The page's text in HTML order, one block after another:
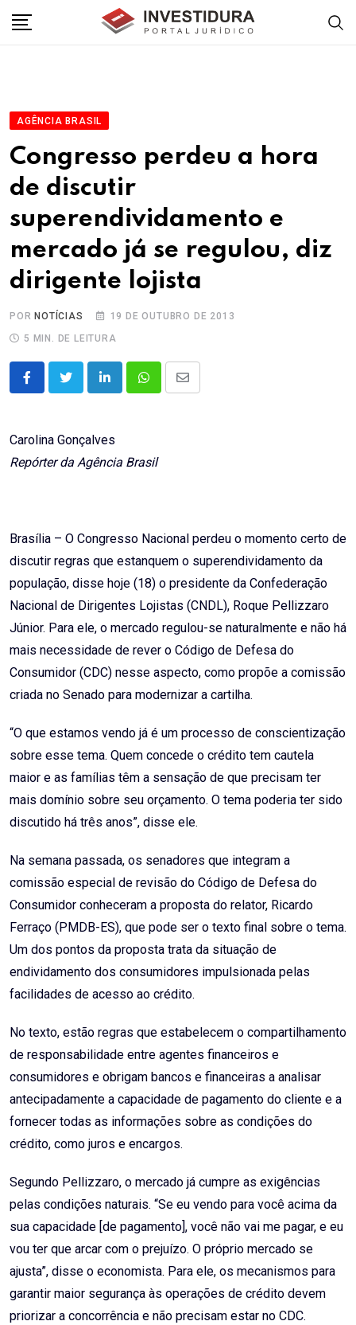
AGÊNCIA BRASIL
Congresso perdeu a hora
de discutir
superendividamento e
mercado já se regulou, diz
dirigente lojista
POR NOTÍCIAS
19 DE OUTUBRO DE 2013
5 MIN. DE LEITURA
LinkedInWhatsappShare
Carolina Gonçalves
Repórter da Agência Brasil
Brasília – O Congresso Nacional perdeu o momento certo de
discutir regras que estanquem o superendividamento da
população, disse hoje (18) o presidente da Confederação
Nacional de Dirigentes Lojistas (CNDL), Roque Pellizzaro
Júnior. Para ele, o mercado regulou-se naturalmente e não há
mais necessidade de rever o Código de Defesa do
Consumidor (CDC) nesse aspecto, como propõe a comissão
criada no Senado para modernizar a cartilha.
“O que estamos vendo já é um processo de conscientização
sobre esse tema. Quem concede o crédito tem cautela
maior e as famílias têm a sensação de que precisam ter
mais domínio sobre seu orçamento. O tema poderia ter sido
discutido há três anos”, disse ele.
Na semana passada, os senadores que integram a
comissão especial de revisão do Código de Defesa do
Consumidor conheceram a proposta do relator, Ricardo
Ferraço (PMDB-ES), que pode ser o texto final sobre o tema.
Um dos pontos da proposta trata da situação de
endividamento dos consumidores impulsionada pelas
facilidades de acesso ao crédito.
No texto, estão regras que estabelecem o compartilhamento
de responsabilidade entre agentes financeiros e
consumidores e obrigam bancos e financeiras a analisar
antecipadamente a capacidade de pagamento do cliente e a
fornecer todas as informações sobre as condições do
crédito, como juros e encargos.
Segundo Pellizzaro, o mercado já cumpre as exigências
pelas condições naturais. “Se eu vendo para você acima da
sua capacidade [de pagamento], você não vai me pagar, e eu
vou ter que arcar com o prejuízo. O próprio mercado se
ajusta”, disse o economista. Para ele, os mecanismos para
garantir maior segurança às operações de crédito devem
priorizar a concorrência e não precisam estar no CDC.